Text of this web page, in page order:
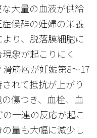
大量の血液が供給
候群の妊婦の栄養
り、脱落膜細胞に
象が起こりにく
筋層が妊娠第8～17
れて抵抗が上がり
傷つき、血栓、血
一連の反応が起こ
量も大幅に減少し